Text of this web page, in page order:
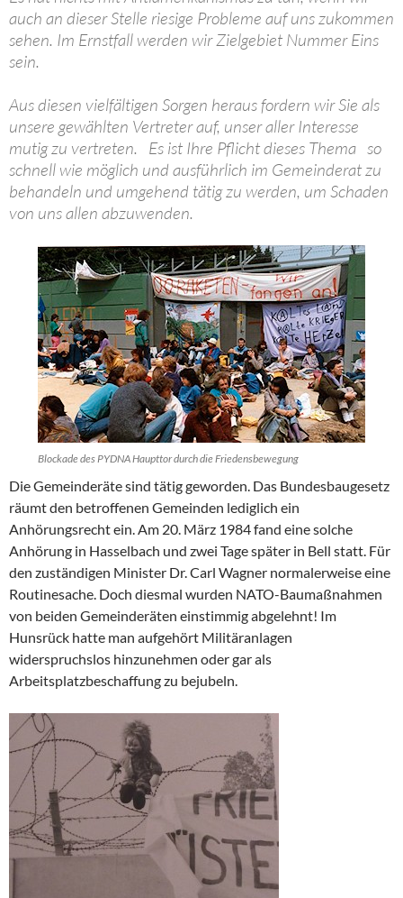
auch an dieser Stelle riesige Probleme auf uns zukommen
sehen. Im Ernstfall werden wir Zielgebiet Nummer Eins
sein.
Aus diesen vielfältigen Sorgen heraus fordern wir Sie als
unsere gewählten Vertreter auf, unser aller Interesse
mutig zu vertreten. Es ist Ihre Pflicht dieses Thema so
schnell wie möglich und ausführlich im Gemeinderat zu
behandeln und umgehend tätig zu werden, um Schaden
von uns allen abzuwenden.
Blockade des PYDNA Haupttor durch die Friedensbewegung
Die Gemeinderäte sind tätig geworden. Das Bundesbaugesetz
räumt den betroffenen Gemeinden lediglich ein
Anhörungsrecht ein. Am 20. März 1984 fand eine solche
Anhörung in Hasselbach und zwei Tage später in Bell statt. Für
den zuständigen Minister Dr. Carl Wagner normalerweise eine
Routinesache. Doch diesmal wurden NATO-Baumaßnahmen
von beiden Gemeinderäten einstimmig abgelehnt! Im
Hunsrück hatte man aufgehört Militäranlagen
widerspruchslos hinzunehmen oder gar als
Arbeitsplatzbeschaffung zu bejubeln.